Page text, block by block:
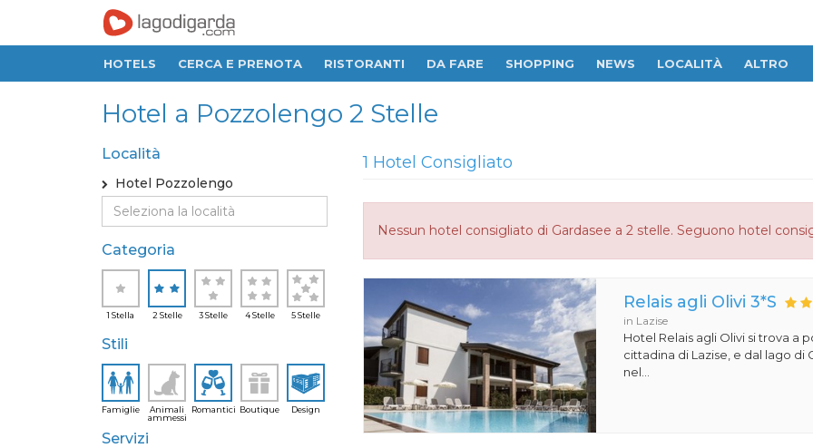
HOTELS CERCA E PRENOTA RISTORANTI DA FARE SHOPPING NEWS LOCALITÀ ALTRO
Hotel a Pozzolengo 2 Stelle
Località
Hotel Pozzolengo
Categoria
1 Stella 2 Stelle 3 Stelle 4 Stelle 5 Stelle
Stili
Famiglie
Animali
ammessi
Romantici Boutique Design
Servizi
1 Hotel Consigliato
Nessun hotel consigliato di Gardasee a 2 stelle. Seguono hotel
Relais agli Olivi 3*S
in Lazise
Hotel Relais agli Olivi si trova a
cittadina di Lazise, e dal lago di
nel...